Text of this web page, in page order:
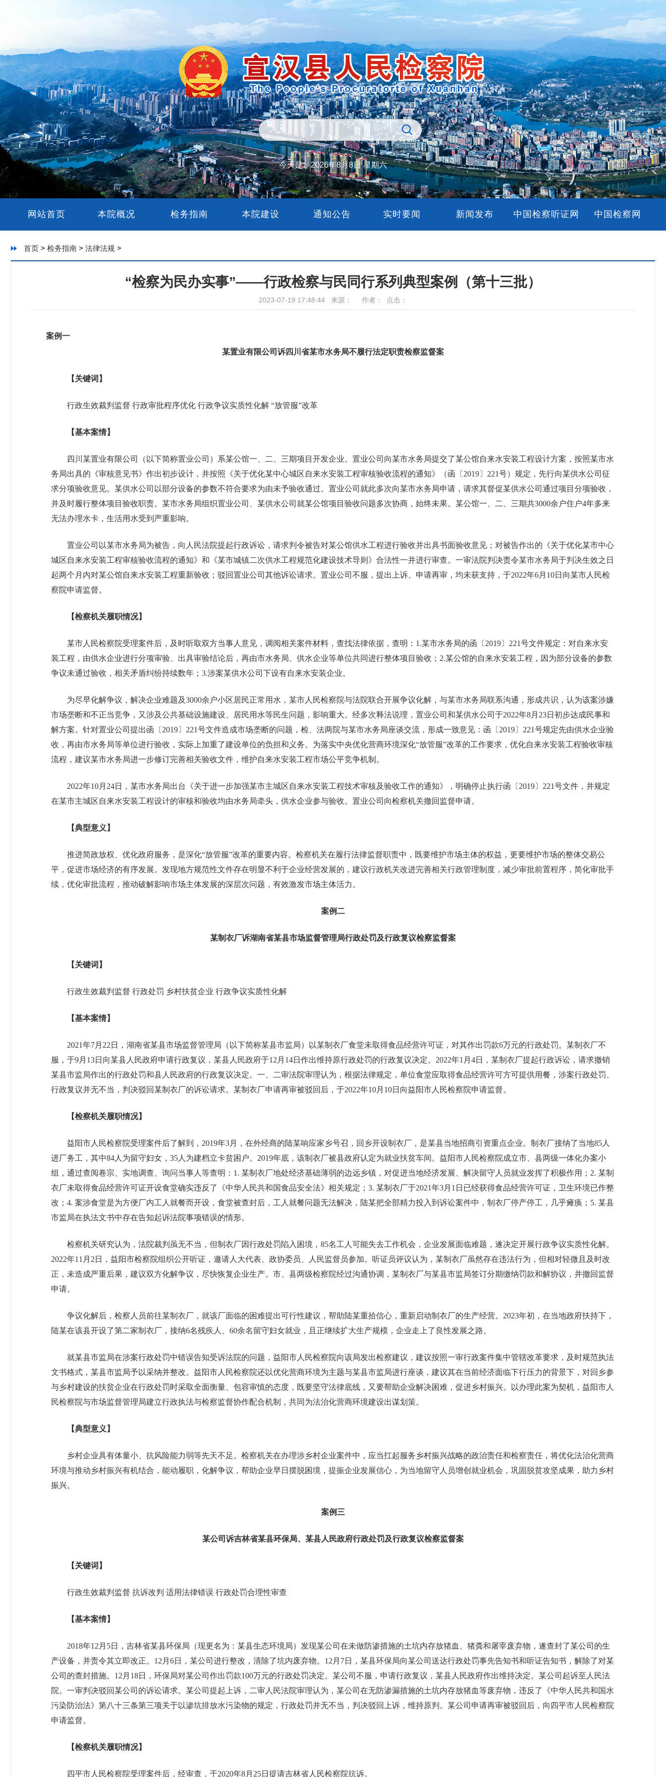
今天是：2026年8月8日 星期六
网站首页 本院概况 检务指南 本院建设 通知公告 实时要闻 新闻发布 中国检察听证网 中国检察网
首页 > 检务指南 > 法律法规 >
“检察为民办实事”——行政检察与民同行系列典型案例（第十三批）
2023-07-19 17:48:44 来源： 作者： 点击：
案例一
某置业有限公司诉四川省某市水务局不履行法定职责检察监督案
【关键词】
行政生效裁判监督 行政审批程序优化 行政争议实质性化解 “放管服”改革
【基本案情】
四川某置业有限公司（以下简称置业公司）系某公馆一、二、三期项目开发企业。置业公司向某市水务局提交了某公馆自来水安装工程设计方案，按照某市水
务局出具的《审核意见书》作出初步设计，并按照《关于优化某中心城区自来水安装工程审核验收流程的通知》（函〔2019〕221号）规定，先行向某供水公司征
求分项验收意见。某供水公司以部分设备的参数不符合要求为由未予验收通过。置业公司就此多次向某市水务局申请，请求其督促某供水公司通过项目分项验收，
并及时履行整体项目验收职责。某市水务局组织置业公司、某供水公司就某公馆项目验收问题多次协商，始终未果。某公馆一、二、三期共3000余户住户4年多来
无法办理水卡，生活用水受到严重影响。
置业公司以某市水务局为被告，向人民法院提起行政诉讼，请求判令被告对某公馆供水工程进行验收并出具书面验收意见；对被告作出的《关于优化某市中心
城区自来水安装工程审核验收流程的通知》和《某市城镇二次供水工程规范化建设技术导则》合法性一并进行审查。一审法院判决责令某市水务局于判决生效之日
起两个月内对某公馆自来水安装工程重新验收；驳回置业公司其他诉讼请求。置业公司不服，提出上诉、申请再审，均未获支持，于2022年6月10日向某市人民检
察院申请监督。
【检察机关履职情况】
某市人民检察院受理案件后，及时听取双方当事人意见，调阅相关案件材料，查找法律依据，查明：1.某市水务局的函〔2019〕221号文件规定：对自来水安
装工程，由供水企业进行分项审验、出具审验结论后，再由市水务局、供水企业等单位共同进行整体项目验收；2.某公馆的自来水安装工程，因为部分设备的参数
争议未通过验收，相关矛盾纠纷持续数年；3.涉案某供水公司下设有自来水安装企业。
为尽早化解争议，解决企业难题及3000余户小区居民正常用水，某市人民检察院与法院联合开展争议化解，与某市水务局联系沟通，形成共识，认为该案涉嫌
市场垄断和不正当竞争，又涉及公共基础设施建设、居民用水等民生问题，影响重大。经多次释法说理，置业公司和某供水公司于2022年8月23日初步达成民事和
解方案。针对置业公司提出函〔2019〕221号文件造成市场垄断的问题，检、法两院与某市水务局座谈交流，形成一致意见：函〔2019〕221号规定先由供水企业验
收，再由市水务局等单位进行验收，实际上加重了建设单位的负担和义务。为落实中央优化营商环境深化“放管服”改革的工作要求，优化自来水安装工程验收审核
流程，建议某市水务局进一步修订完善相关验收文件，维护自来水安装工程市场公平竞争机制。
2022年10月24日，某市水务局出台《关于进一步加强某市主城区自来水安装工程技术审核及验收工作的通知》，明确停止执行函〔2019〕221号文件，并规定
在某市主城区自来水安装工程设计的审核和验收均由水务局牵头，供水企业参与验收。置业公司向检察机关撤回监督申请。
【典型意义】
推进简政放权、优化政府服务，是深化“放管服”改革的重要内容。检察机关在履行法律监督职责中，既要维护市场主体的权益，更要维护市场的整体交易公
平，促进市场经济的有序发展。发现地方规范性文件存在明显不利于企业经营发展的，建议行政机关改进完善相关行政管理制度，减少审批前置程序，简化审批手
续，优化审批流程，推动破解影响市场主体发展的深层次问题，有效激发市场主体活力。
案例二
某制衣厂诉湖南省某县市场监督管理局行政处罚及行政复议检察监督案
【关键词】
行政生效裁判监督 行政处罚 乡村扶贫企业 行政争议实质性化解
【基本案情】
2021年7月22日，湖南省某县市场监督管理局（以下简称某县市监局）以某制衣厂食堂未取得食品经营许可证，对其作出罚款6万元的行政处罚。某制衣厂不
服，于9月13日向某县人民政府申请行政复议，某县人民政府于12月14日作出维持原行政处罚的行政复议决定。2022年1月4日，某制衣厂提起行政诉讼，请求撤销
某县市监局作出的行政处罚和县人民政府的行政复议决定。一、二审法院审理认为，根据法律规定，单位食堂应取得食品经营许可方可提供用餐，涉案行政处罚、
行政复议并无不当，判决驳回某制衣厂的诉讼请求。某制衣厂申请再审被驳回后，于2022年10月10日向益阳市人民检察院申请监督。
【检察机关履职情况】
益阳市人民检察院受理案件后了解到，2019年3月，在外经商的陆某响应家乡号召，回乡开设制衣厂，是某县当地招商引资重点企业。制衣厂接纳了当地85人
进厂务工，其中84人为留守妇女，35人为建档立卡贫困户。2019年底，该制衣厂被县政府认定为就业扶贫车间。益阳市人民检察院成立市、县两级一体化办案小
组，通过查阅卷宗、实地调查、询问当事人等查明：1. 某制衣厂地处经济基础薄弱的边远乡镇，对促进当地经济发展、解决留守人员就业发挥了积极作用；2. 某制
衣厂未取得食品经营许可证开设食堂确实违反了《中华人民共和国食品安全法》相关规定；3. 某制衣厂于2021年3月1日已经获得食品经营许可证，卫生环境已作整
改；4. 案涉食堂是为方便厂内工人就餐而开设，食堂被查封后，工人就餐问题无法解决，陆某把全部精力投入到诉讼案件中，制衣厂停产停工，几乎瘫痪；5. 某县
市监局在执法文书中存在告知起诉法院事项错误的情形。
检察机关研究认为，法院裁判虽无不当，但制衣厂因行政处罚陷入困境，85名工人可能失去工作机会，企业发展面临难题，遂决定开展行政争议实质性化解。
2022年11月2日，益阳市检察院组织公开听证，邀请人大代表、政协委员、人民监督员参加。听证员评议认为，某制衣厂虽然存在违法行为，但相对轻微且及时改
正，未造成严重后果，建议双方化解争议，尽快恢复企业生产。市、县两级检察院经过沟通协调，某制衣厂与某县市监局签订分期缴纳罚款和解协议，并撤回监督
申请。
争议化解后，检察人员前往某制衣厂，就该厂面临的困难提出可行性建议，帮助陆某重拾信心，重新启动制衣厂的生产经营。2023年初，在当地政府扶持下，
陆某在该县开设了第二家制衣厂，接纳6名残疾人、60余名留守妇女就业，且正继续扩大生产规模，企业走上了良性发展之路。
就某县市监局在涉案行政处罚中错误告知受诉法院的问题，益阳市人民检察院向该局发出检察建议，建议按照一审行政案件集中管辖改革要求，及时规范执法
文书格式，某县市监局予以采纳并整改。益阳市人民检察院还以优化营商环境为主题与某县市监局进行座谈，建议其在当前经济面临下行压力的背景下，对回乡参
与乡村建设的扶贫企业在行政处罚时采取全面衡量、包容审慎的态度，既要坚守法律底线，又要帮助企业解决困难，促进乡村振兴。以办理此案为契机，益阳市人
民检察院与市场监督管理局建立行政执法与检察监督协作配合机制，共同为法治化营商环境建设出谋划策。
【典型意义】
乡村企业具有体量小、抗风险能力弱等先天不足。检察机关在办理涉乡村企业案件中，应当扛起服务乡村振兴战略的政治责任和检察责任，将优化法治化营商
环境与推动乡村振兴有机结合，能动履职，化解争议，帮助企业早日摆脱困境，提振企业发展信心，为当地留守人员增创就业机会，巩固脱贫攻坚成果，助力乡村
振兴。
案例三
某公司诉吉林省某县环保局、某县人民政府行政处罚及行政复议检察监督案
【关键词】
行政生效裁判监督 抗诉改判 适用法律错误 行政处罚合理性审查
【基本案情】
2018年12月5日，吉林省某县环保局（现更名为：某县生态环境局）发现某公司在未做防渗措施的土坑内存放猪血、猪粪和屠宰废弃物，遂查封了某公司的生
产设备，并责令其立即改正。12月6日，某公司进行整改，清除了坑内废弃物。12月7日，某县环保局向某公司送达行政处罚事先告知书和听证告知书，解除了对某
公司的查封措施。12月18日，环保局对某公司作出罚款100万元的行政处罚决定。某公司不服，申请行政复议，某县人民政府作出维持决定。某公司起诉至人民法
院。一审判决驳回某公司的诉讼请求。某公司提起上诉，二审人民法院审理认为，某公司在无防渗漏措施的土坑内存放猪血等废弃物，违反了《中华人民共和国水
污染防治法》第八十三条第三项关于以渗坑排放水污染物的规定，行政处罚并无不当，判决驳回上诉，维持原判。某公司申请再审被驳回后，向四平市人民检察院
申请监督。
【检察机关履职情况】
四平市人民检察院受理案件后，经审查，于2020年8月25日提请吉林省人民检察院抗诉。